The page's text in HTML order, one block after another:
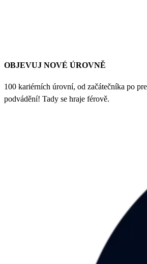
OBJEVUJ NOVÉ ÚROVNĚ
100 kariérních úrovní, od začátečníka po
podvádění! Tady se hraje férově.